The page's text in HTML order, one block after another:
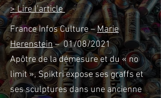
> Lire l’article
France Infos Culture –Marie
Herenstein– 01/08/2021
Apôtre de la démesure et du « no
limit », Spiktri expose ses graffs et
ses sculptures dans une ancienne